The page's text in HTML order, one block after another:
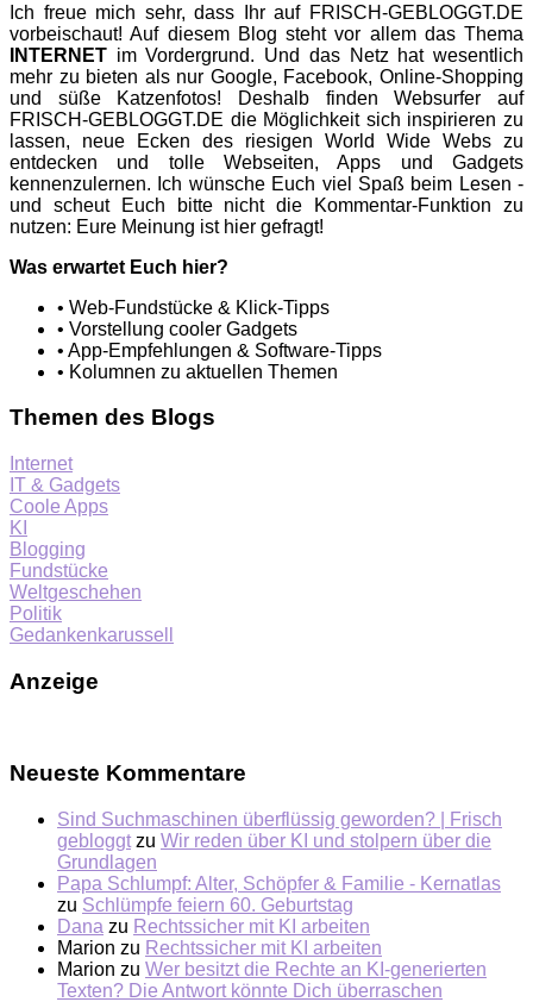
Ich freue mich sehr, dass Ihr auf FRISCH-GEBLOGGT.DE
vorbeischaut! Auf diesem Blog steht vor allem das Thema
INTERNET im Vordergrund. Und das Netz hat wesentlich
mehr zu bieten als nur Google, Facebook, Online-Shopping
und süße Katzenfotos! Deshalb finden Websurfer auf
FRISCH-GEBLOGGT.DE die Möglichkeit sich inspirieren zu
lassen, neue Ecken des riesigen World Wide Webs zu
entdecken und tolle Webseiten, Apps und Gadgets
kennenzulernen. Ich wünsche Euch viel Spaß beim Lesen -
und scheut Euch bitte nicht die Kommentar-Funktion zu
nutzen: Eure Meinung ist hier gefragt!
Was erwartet Euch hier?
• Web-Fundstücke & Klick-Tipps
• Vorstellung cooler Gadgets
• App-Empfehlungen & Software-Tipps
• Kolumnen zu aktuellen Themen
Themen des Blogs
Internet
IT & Gadgets
Coole Apps
KI
Blogging
Fundstücke
Weltgeschehen
Politik
Gedankenkarussell
Anzeige
Neueste Kommentare
Sind Suchmaschinen überflüssig geworden? | Frisch
gebloggt zu Wir reden über KI und stolpern über die
Grundlagen
Papa Schlumpf: Alter, Schöpfer & Familie - Kernatlas
zu Schlümpfe feiern 60. Geburtstag
Dana zu Rechtssicher mit KI arbeiten
Marion zu Rechtssicher mit KI arbeiten
Marion zu Wer besitzt die Rechte an KI-generierten
Texten? Die Antwort könnte Dich überraschen